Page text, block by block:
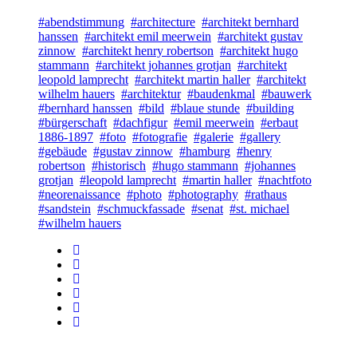
#abendstimmung #architecture #architekt bernhard
hanssen #architekt emil meerwein #architekt gustav
zinnow #architekt henry robertson #architekt hugo
stammann #architekt johannes grotjan #architekt
leopold lamprecht #architekt martin haller #architekt
wilhelm hauers #architektur #baudenkmal #bauwerk
#bernhard hanssen #bild #blaue stunde #building
#bürgerschaft #dachfigur #emil meerwein #erbaut
1886-1897 #foto #fotografie #galerie #gallery
#gebäude #gustav zinnow #hamburg #henry
robertson #historisch #hugo stammann #johannes
grotjan #leopold lamprecht #martin haller #nachtfoto
#neorenaissance #photo #photography #rathaus
#sandstein #schmuckfassade #senat #st. michael
#wilhelm hauers